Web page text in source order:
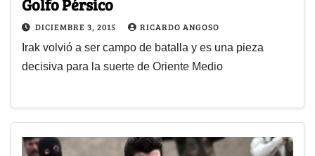
DICIEMBRE 3, 2015 RICARDO ANGOSO
Irak volvió a ser campo de batalla y es una pieza
decisiva para la suerte de Oriente Medio